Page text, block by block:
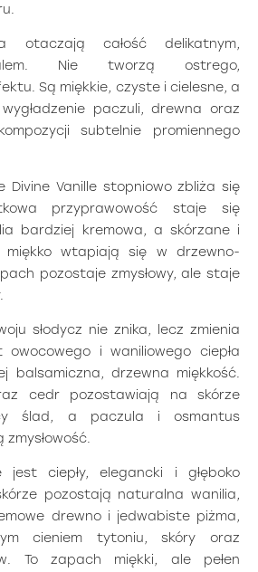
otaczają całość delikatnym,
Nie tworzą ostrego,
Są miękkie, czyste i cielesne, a
paczuli, drewna oraz
subtelnie promiennego
Divine Vanille stopniowo zbliża się
przyprawowość staje się
bardziej kremowa, a skórzane i
miękko wtapiają się w drzewno-
pozostaje zmysłowy, ale staje
słodycz nie znika, lecz zmienia
owocowego i waniliowego ciepła
balsamiczna, drzewna miękkość.
cedr pozostawiają na skórze
ślad, a paczula i osmantus
jest ciepły, elegancki i głęboko
pozostają naturalna wanilia,
drewno i jedwabiste piżma,
cieniem tytoniu, skóry oraz
To zapach miękki, ale pełen